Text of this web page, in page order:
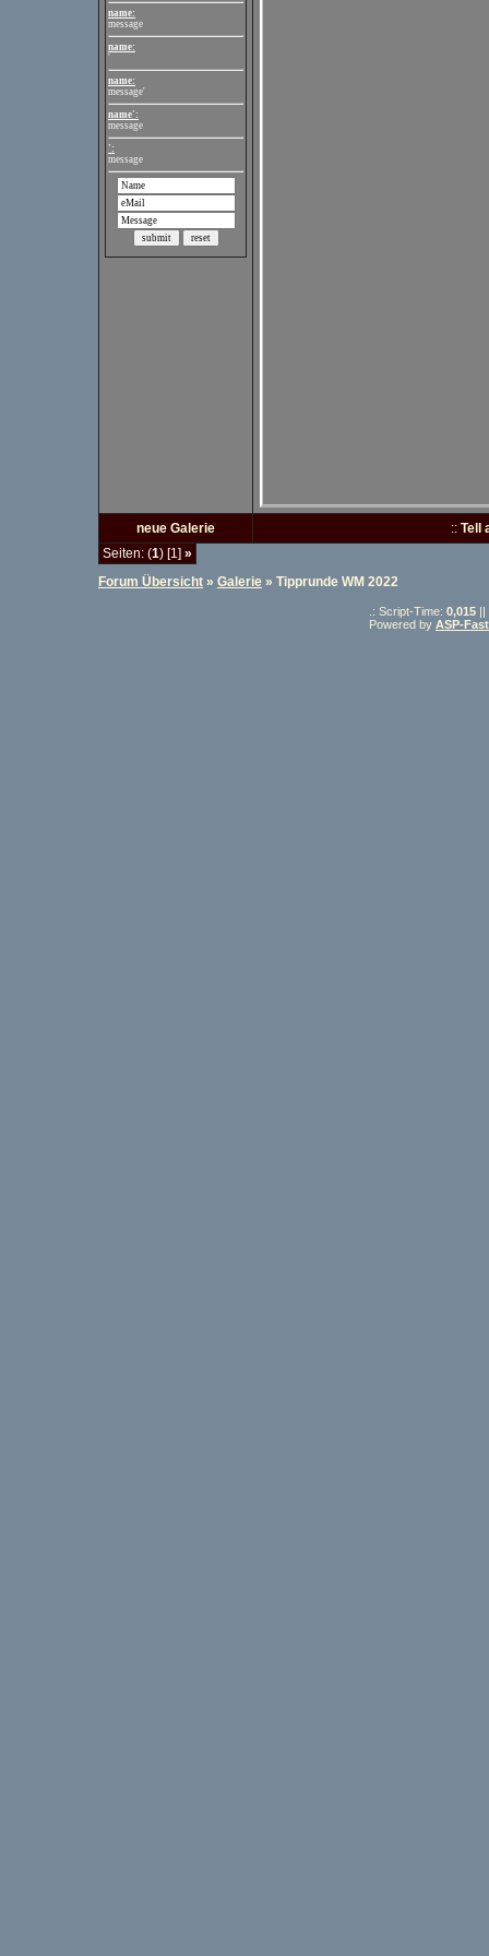
neue Galerie :: Tell
Seiten: (1) [1] »
Forum Übersicht » Galerie » Tipprunde WM 2022
.: Script-Time: 0,015 ||
Powered by ASP-